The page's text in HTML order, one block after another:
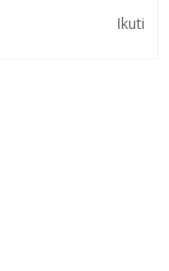
Ikuti